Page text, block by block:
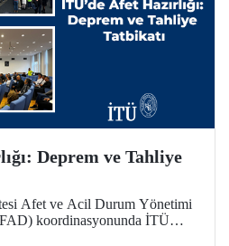
Deprem ve Tahliye
Afet ve Acil Durum Yönetimi
koordinasyonunda İTÜ